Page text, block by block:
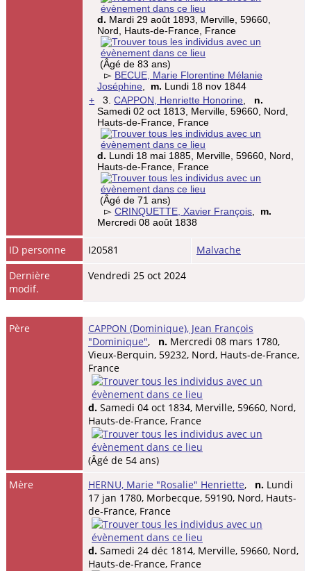
d. Mardi 29 août 1893, Merville, 59660,
Nord, Hauts-de-France, France
(Âgé de 83 ans)
▻ BECUE, Marie Florentine Mélanie
Joséphine
m. Lundi 18 nov 1844
+ 3.CAPPON, Henriette Honorine
n.
Samedi 02 oct 1813, Merville, 59660, Nord,
Hauts-de-France, France
d. Lundi 18 mai 1885, Merville, 59660, Nord,
Hauts-de-France, France
(Âgé de 71 ans)
▻CRINQUETTE, Xavier François
m.
Mercredi 08 août 1838
ID personne I20581
Malvache
Dernière
modif.
Vendredi 25 oct 2024
Père
CAPPON (Dominique), Jean François
"Dominique", n. Mercredi 08 mars 1780,
Vieux-Berquin, 59232, Nord, Hauts-de-France,
France
d. Samedi 04 oct 1834, Merville, 59660, Nord,
Hauts-de-France, France
(Âgé de 54 ans)
Mère
HERNU, Marie "Rosalie" Henriette, n. Lundi
17 jan 1780, Morbecque, 59190, Nord, Hauts-
de-France, France
d. Samedi 24 déc 1814, Merville, 59660, Nord,
Hauts-de-France, France